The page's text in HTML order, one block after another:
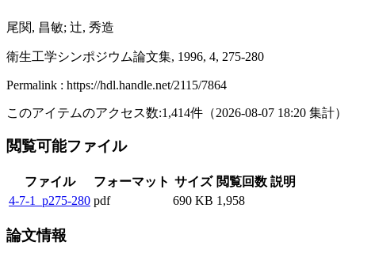
尾関, 昌敏; 辻, 秀造
衛生工学シンポジウム論文集, 1996, 4, 275-280
Permalink : https://hdl.handle.net/2115/7864
このアイテムのアクセス数:1,414件 （2026-08-07 18:20 集計）
閲覧可能ファイル
ファイル フォーマット サイズ 閲覧回数 説明
4-7-1_p275-280 pdf 690 KB 1,958
論文情報